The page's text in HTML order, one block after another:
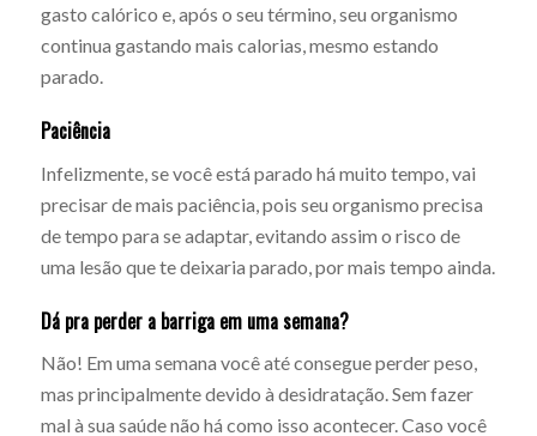
gasto calórico e, após o seu término, seu organismo
continua gastando mais calorias, mesmo estando
parado.
Paciência
Infelizmente, se você está parado há muito tempo, vai
precisar de mais paciência, pois seu organismo precisa
de tempo para se adaptar, evitando assim o risco de
uma lesão que te deixaria parado, por mais tempo ainda.
Dá pra perder a barriga em uma semana?
Não! Em uma semana você até consegue perder peso,
mas principalmente devido à desidratação. Sem fazer
mal à sua saúde não há como isso acontecer. Caso você